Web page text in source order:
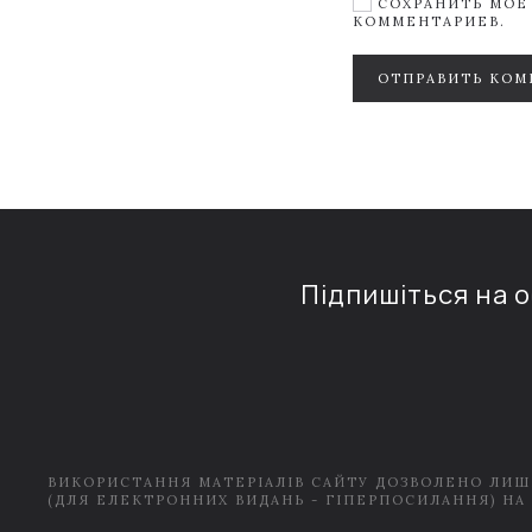
СОХРАНИТЬ МОЁ
КОММЕНТАРИЕВ.
ОТПРАВИТЬ
Підпишіться на
ВИКОРИСТАННЯ МАТЕРІАЛІВ САЙТУ ДОЗВОЛЕНО
(ДЛЯ ЕЛЕКТРОННИХ ВИДАНЬ - ГІПЕРПОСИЛАННЯ) НА